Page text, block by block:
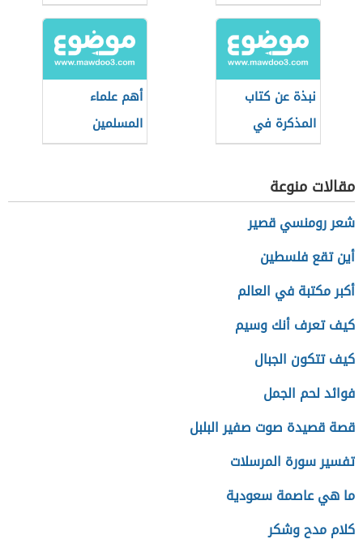
نبذة عن كتاب
المذكرة في
التجويد
أهم علماء
المسلمين
المعاصرين
مقالات منوعة
شعر رومنسي قصير
أين تقع فلسطين
أكبر مكتبة في العالم
كيف تعرف أنك وسيم
كيف تتكون الجبال
فوائد لحم الجمل
قصة قصيدة صوت صفير البلبل
تفسير سورة المرسلات
ما هي عاصمة سعودية
كلام مدح وشكر